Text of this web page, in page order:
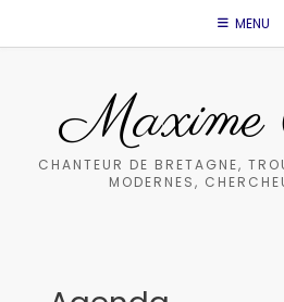
MENU
CHANTEUR DE BRETAGNE,
MODERNES,